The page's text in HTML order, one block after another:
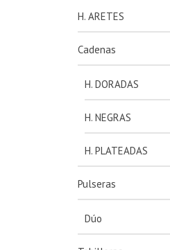
H. ARETES
Cadenas
H. DORADAS
H. NEGRAS
H. PLATEADAS
Pulseras
Dúo